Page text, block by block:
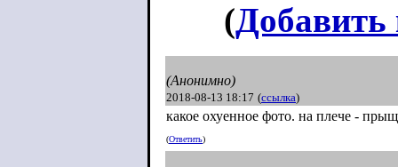
(
(Анонимно)
2018-08-13 18:17 (ссылка)
какое охуенное фото. на плече -
(Ответить)